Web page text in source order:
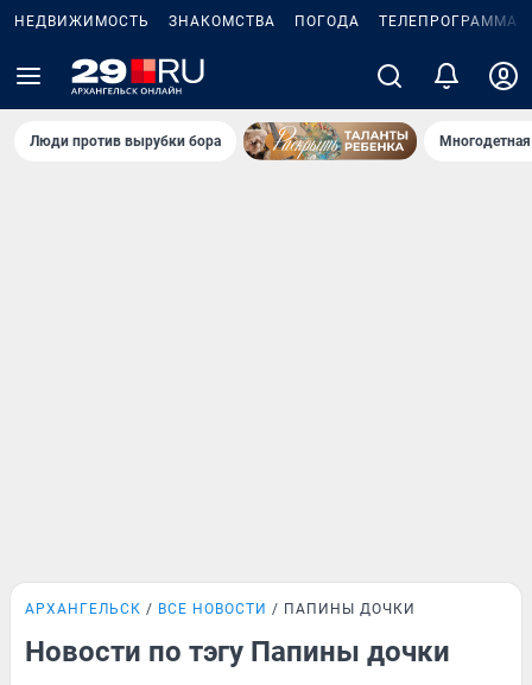
НЕДВИЖИМОСТЬ ЗНАКОМСТВА ПОГОДА ТЕЛЕПРОГРАММА
Люди против вырубки бора
АРХАНГЕЛЬСК ВСЕ НОВОСТИ ПАПИНЫ ДОЧКИ
Новости по тэгу Папины дочки